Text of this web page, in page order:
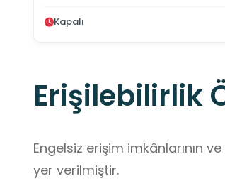
Kapalı
Erişilebilirlik
Engelsiz erişim imkânlarının
yer verilmiştir.